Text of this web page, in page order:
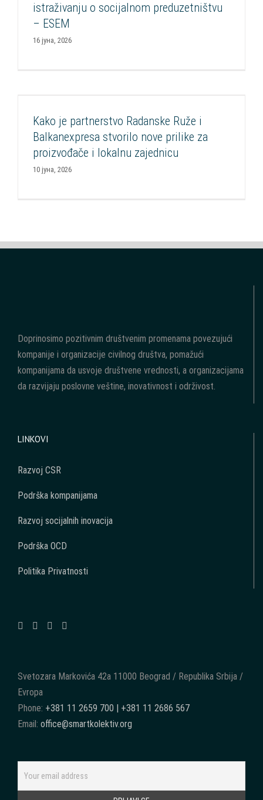
istraživanju o socijalnom preduzetništvu
– ESEM
16 јуна, 2026
proizvođače i lokalnu zajednicu
Aktuelnosti Programi podrške socijalnim preduzećima Razvoj
socijalnih inovacija
Socijalna nabavka
Kako je partnerstvo Radanske Ruže i
Balkanexpresa stvorilo nove prilike za
proizvođače i lokalnu zajednicu
10 јуна, 2026
Doprinosimo pozitivnim društvenim promenama povezujući
kompanije i organizacije civilnog društva, pomažući
kompanijama da usvoje društvene vrednosti, a organizacijama
da razvijaju poslovne veštine, inovativnost i održivost.
LINKOVI
Razvoj CSR
Podrška kompanijama
Razvoj socijalnih inovacija
Podrška OCD
Politika Privatnosti
Svetozara Markovića 42a 11000 Beograd / Republika Srbija /
Evropa
Phone: +381 11 2659 700 | +381 11 2686 567
Email: office@smartkolektiv.org